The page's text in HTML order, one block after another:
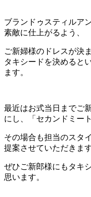
ブランドゥスティルア
素敵に仕上がるよう、
ご新婦様のドレスが決
タキシードを決めると
ます。
最近はお式当日までご
にし、「セカンドミー
その場合も担当のスタ
提案させていただきま
ぜひご新郎様にもタキ
思います。